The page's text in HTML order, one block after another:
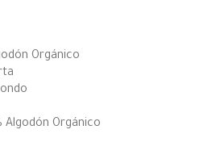
Orgánico
Algodón Orgánico